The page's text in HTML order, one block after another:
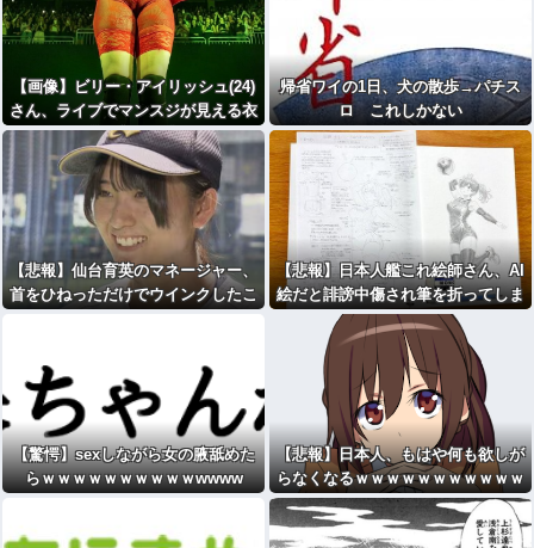
【画像】ビリー・アイリッシュ(24)
さん、ライブでマンスジが見える衣
装を着て炎上
帰省ワイの1日、犬の散歩→パチス
ロ これしかない
【悲報】仙台育英のマネージャー、
首をひねっただけでウインクしたこ
【悲報】日本人艦これ絵師さん、AI
絵だと誹謗中傷され筆を折ってしま
う・・・・・・・・・
【驚愕】sexしながら女の腋舐めた
らｗｗｗｗｗｗｗｗｗｗwwww
【悲報】日本人、もはや何も欲しが
らなくなるｗｗｗｗｗｗｗｗｗｗｗ
ｗｗｗｗｗｗｗｗｗｗｗｗｗ